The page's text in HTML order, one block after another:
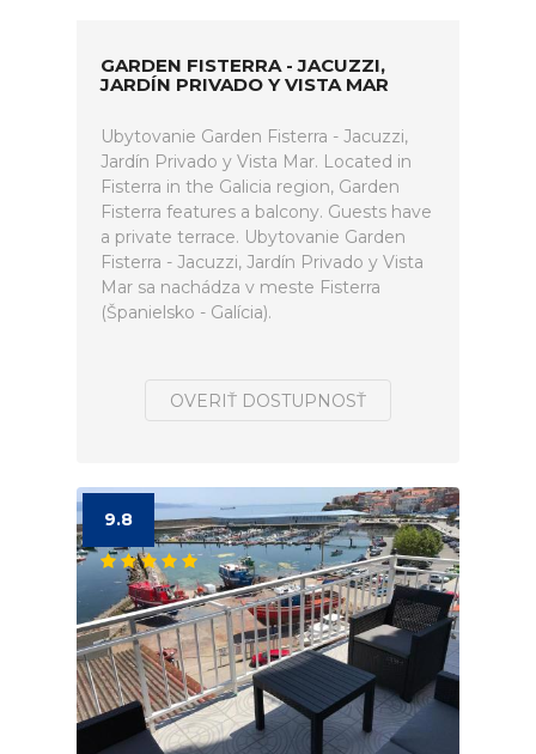
GARDEN FISTERRA - JACUZZI,
JARDÍN PRIVADO Y VISTA MAR
Ubytovanie Garden Fisterra - Jacuzzi,
Jardín Privado y Vista Mar. Located in
Fisterra in the Galicia region, Garden
Fisterra features a balcony. Guests have
a private terrace. Ubytovanie Garden
Fisterra - Jacuzzi, Jardín Privado y Vista
Mar sa nachádza v meste Fisterra
(Španielsko - Galícia).
OVERIŤ DOSTUPNOSŤ
9.8